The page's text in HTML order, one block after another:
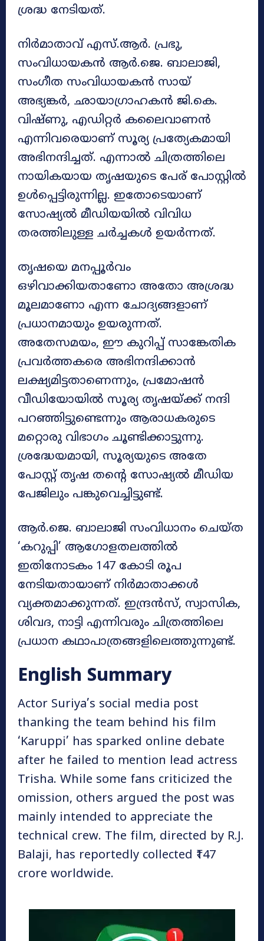
ശ്രദ്ധ നേടിയത്.
നിർമാതാവ് എസ്.ആർ. പ്രഭു,
സംവിധായകൻ ആർ.ജെ. ബാലാജി,
സംഗീത സംവിധായകൻ സായ്
അഭ്യങ്കർ, ഛായാഗ്രാഹകൻ ജി.കെ.
വിഷ്ണു, എഡിറ്റർ കലൈവാണൻ
എന്നിവരെയാണ് സൂര്യ പ്രത്യേകമായി
അഭിനന്ദിച്ചത്. എന്നാൽ ചിത്രത്തിലെ
നായികയായ തൃഷയുടെ പേര് പോസ്റ്റിൽ
ഉൾപ്പെട്ടിരുന്നില്ല. ഇതോടെയാണ്
സോഷ്യൽ മീഡിയയിൽ വിവിധ
തരത്തിലുള്ള ചർച്ചകൾ ഉയർന്നത്.
തൃഷയെ മനപ്പൂർവം
ഒഴിവാക്കിയതാണോ അതോ അശ്രദ്ധ
മൂലമാണോ എന്ന ചോദ്യങ്ങളാണ്
പ്രധാനമായും ഉയരുന്നത്.
അതേസമയം, ഈ കുറിപ്പ് സാങ്കേതിക
പ്രവർത്തകരെ അഭിനന്ദിക്കാൻ
ലക്ഷ്യമിട്ടതാണെന്നും, പ്രമോഷൻ
വീഡിയോയിൽ സൂര്യ തൃഷയ്ക്ക് നന്ദി
പറഞ്ഞിട്ടുണ്ടെന്നും ആരാധകരുടെ
മറ്റൊരു വിഭാഗം ചൂണ്ടിക്കാട്ടുന്നു.
ശ്രദ്ധേയമായി, സൂര്യയുടെ അതേ
പോസ്റ്റ് തൃഷ തന്റെ സോഷ്യൽ മീഡിയ
പേജിലും പങ്കുവെച്ചിട്ടുണ്ട്.
ആർ.ജെ. ബാലാജി സംവിധാനം ചെയ്ത
‘കറുപ്പി’ ആഗോളതലത്തിൽ
ഇതിനോടകം 147 കോടി രൂപ
നേടിയതായാണ് നിർമാതാക്കൾ
വ്യക്തമാക്കുന്നത്. ഇന്ദ്രൻസ്, സ്വാസിക,
ശിവദ, നാട്ടി എന്നിവരും ചിത്രത്തിലെ
പ്രധാന കഥാപാത്രങ്ങളിലെത്തുന്നുണ്ട്.
English Summary
Actor Suriya’s social media post
thanking the team behind his film
‘Karuppi’ has sparked online debate
after he failed to mention lead actress
Trisha. While some fans criticized the
omission, others argued the post was
mainly intended to appreciate the
technical crew. The film, directed by R.J.
Balaji, has reportedly collected ₹147
crore worldwide.